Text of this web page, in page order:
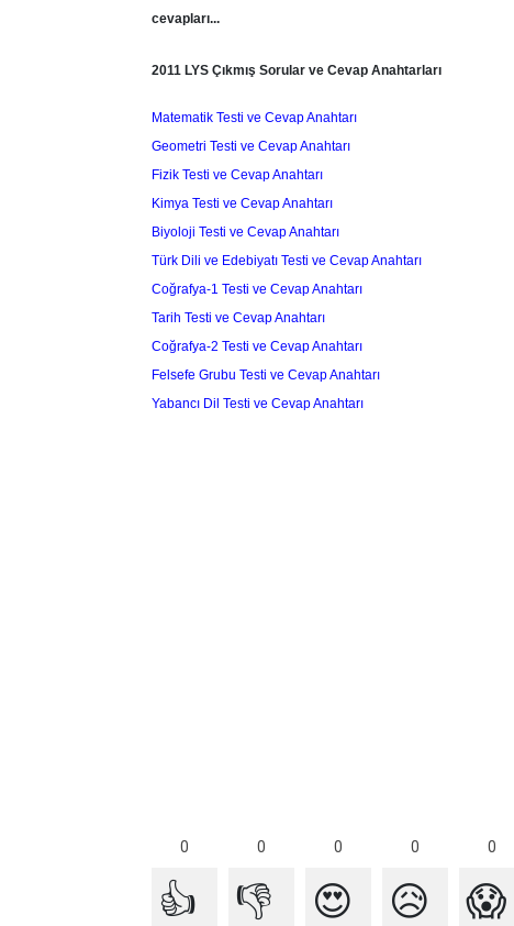
cevapları...
2011 LYS Çıkmış Sorular ve Cevap Anahtarları
Matematik Testi ve Cevap Anahtarı
Geometri Testi ve Cevap Anahtarı
Fizik Testi ve Cevap Anahtarı
Kimya Testi ve Cevap Anahtarı
Biyoloji Testi ve Cevap Anahtarı
Türk Dili ve Edebiyatı Testi ve Cevap Anahtarı
Coğrafya-1 Testi ve Cevap Anahtarı
Tarih Testi ve Cevap Anahtarı
Coğrafya-2 Testi ve Cevap Anahtarı
Felsefe Grubu Testi ve Cevap Anahtarı
Yabancı Dil Testi ve Cevap Anahtarı
0 0 0 0 0
👍 👎 😍 😥 😱